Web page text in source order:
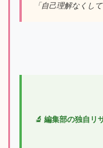
「自己理解なくし
🔬 編集部の独自リ